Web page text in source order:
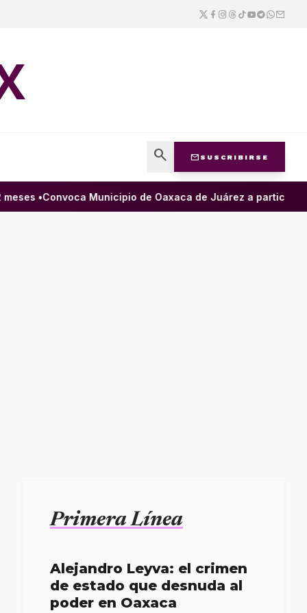
search mail SUSCRIBIRSE
•Convoca Municipio de Oaxaca de Juárez a participar
Primera Línea
Alejandro Leyva: el crimen
de estado que desnuda al
poder en Oaxaca